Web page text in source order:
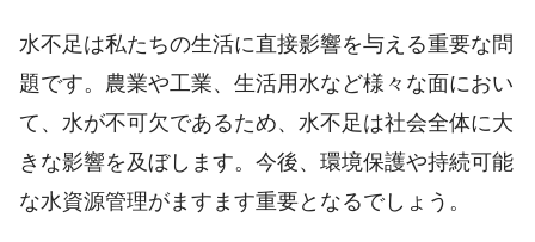
水不足は私たちの生活に直接影響を与える重要な問
題です。農業や工業、生活用水など様々な面におい
て、水が不可欠であるため、水不足は社会全体に大
きな影響を及ぼします。今後、環境保護や持続可能
な水資源管理がますます重要となるでしょう。